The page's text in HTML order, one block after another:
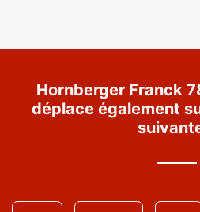
Hornberger Franck
déplace également